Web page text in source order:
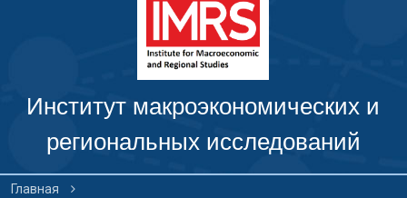
АгроТренды: мировой
продовольственный рынок
АгроТренды: мировой
#4
Институт макроэкономических и
региональных исследований
Главная